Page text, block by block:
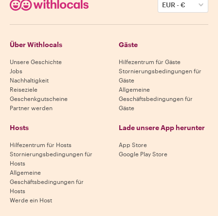
EUR-€
Über Withlocals
Unsere Geschichte
Jobs
Nachhaltigkeit
Reiseziele
Geschenkgutscheine
Partner werden
Gäste
Hilfezentrum für Gäste
Stornierungsbedingungen für
Gäste
Allgemeine
Geschäftsbedingungen für
Gäste
Hosts
Hilfezentrum für Hosts
Stornierungsbedingungen für
Hosts
Allgemeine
Geschäftsbedingungen für
Hosts
Werde ein Host
Lade unsere App herunter
App Store
Google Play Store